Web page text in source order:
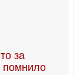
за
помнило